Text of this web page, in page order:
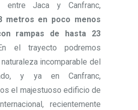
Jaca y Canfranc,
metros en poco menos
rampas de hasta 23
el trayecto podremos
incomparable del
y ya en Canfranc,
el majestuoso edificio de
recientemente